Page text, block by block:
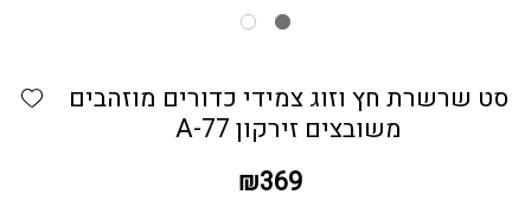
סט שרשרת חץ וזוג צמידי כדורים מוזהבים
משובצים זירקון A-77
₪369